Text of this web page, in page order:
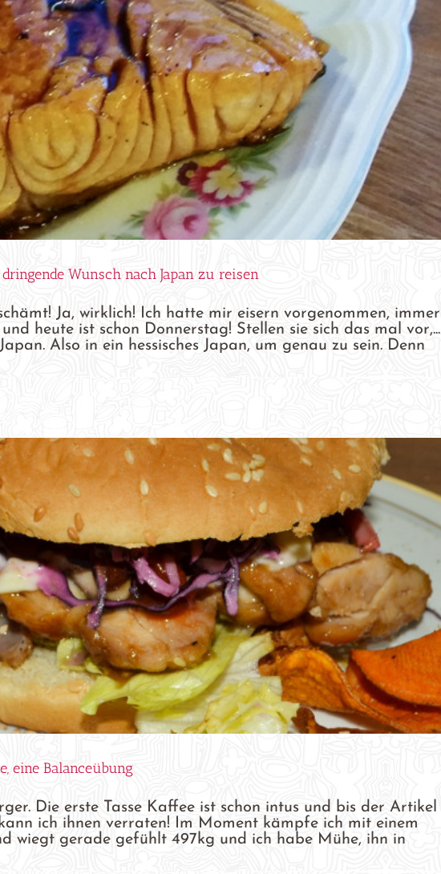
Wunsch nach Japan zu reisen
Ja, wirklich! Ich hatte mir eisern vorgenommen, immer
heute ist schon Donnerstag! Stellen sie sich das mal vor,...
Also in ein hessisches Japan, um genau zu sein. Denn
eine Balanceübung
Die erste Tasse Kaffee ist schon intus und bis der Artikel
ich ihnen verraten! Im Moment kämpfe ich mit einem
wiegt gerade gefühlt 497kg und ich habe Mühe, ihn in